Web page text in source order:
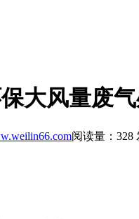
大风量废
阅读量： 328